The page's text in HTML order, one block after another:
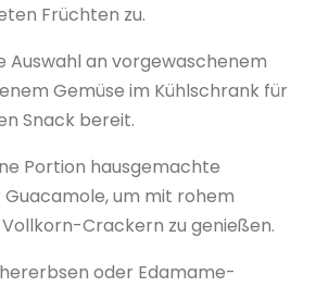
Früchten zu.
Auswahl an vorgewaschenem
Gemüse im Kühlschrank für
Snack bereit.
Portion hausgemachte
Guacamole, um mit rohem
Crackern zu genießen.
oder Edamame-